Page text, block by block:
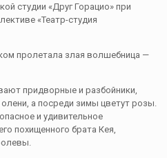
студии «Друг Горацио» при
«Театр-студия
пролетала злая волшебница —
придворные и разбойники,
а посреди зимы цветут розы.
и удивительное
похищенного брата Кея,